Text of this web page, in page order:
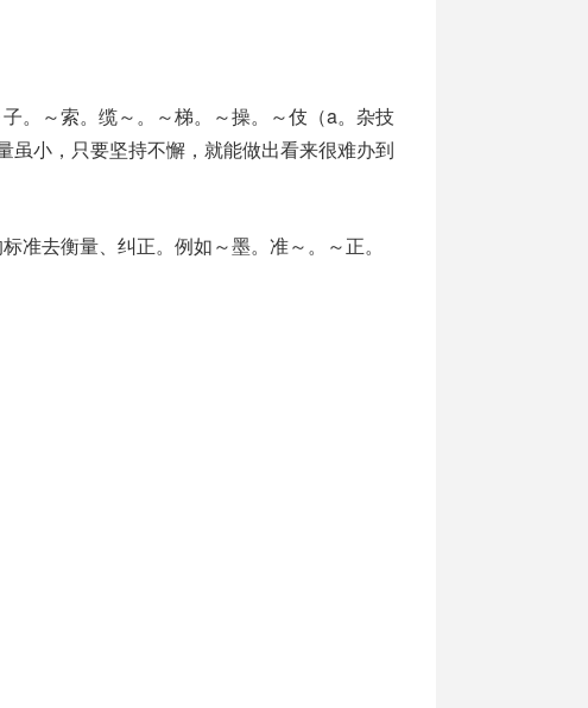
。～索。缆～。～梯。～操。～伎（a。杂技
虽小，只要坚持不懈，就能做出看来很难办到
去衡量、纠正。例如～墨。准～。～正。